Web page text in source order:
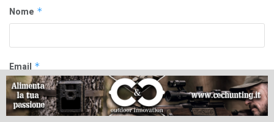
Nome *
Email*